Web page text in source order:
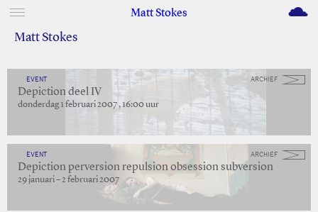
Matt Stokes M
Matt Stokes
ARCHIEF
EVENT
Depiction deel IV
donderdag 1 februari 2007 , 16:00 uur
ARCHIEF
EVENT
Depiction perversion repulsion obsession subversion
29 januari – 2 februari 2007